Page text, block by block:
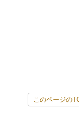
このページの